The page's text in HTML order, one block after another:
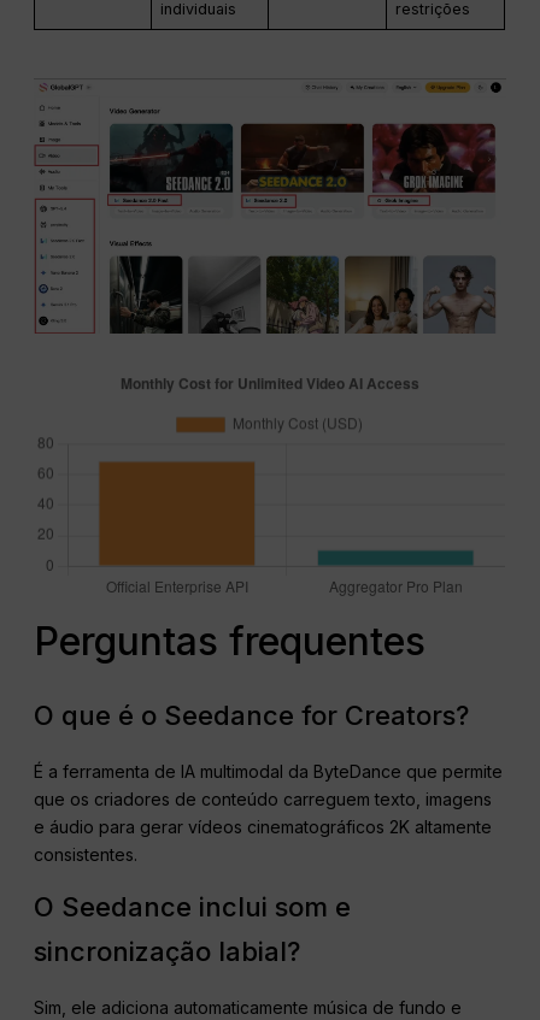
individuais
restrições
Perguntas frequentes
O que é o Seedance for Creators?
É a ferramenta de IA multimodal da ByteDance que permite
que os criadores de conteúdo carreguem texto, imagens
e áudio para gerar vídeos cinematográficos 2K altamente
consistentes.
O Seedance inclui som e
sincronização labial?
Sim, ele adiciona automaticamente música de fundo e